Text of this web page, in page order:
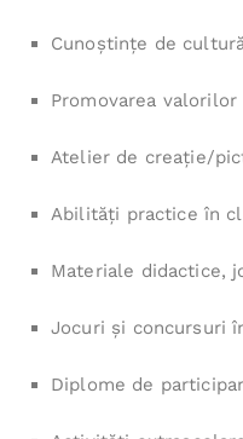
Cunoştinţe de
Promovarea
Atelier de creaţie/
Abilităţi practice în
Materiale didactice,
Jocuri şi concursuri
Diplome de